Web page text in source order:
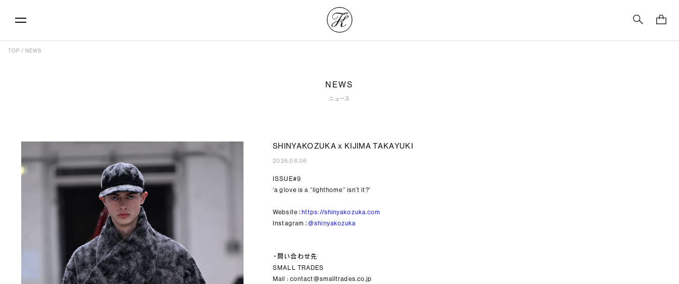
TOP / NEWS
NEWS
ニュース
SHINYAKOZUKA x KIJIMA TAKAYUKI
2026.08.06
ISSUE#9
‘a glove is a “lighthome” isn’t it?’
Website： https://shinyakozuka.com
Instagram：@shinyakozuka
・問い合わせ先
SMALL TRADES
Mail : contact@smalltrades.co.jp